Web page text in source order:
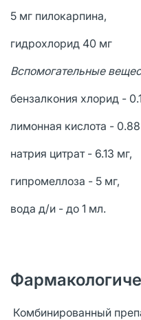
5 мг пилокарпина,
гидрохлорид 40 мг
Вспомогательные
бензалкония хлорид -
лимонная кислота -
натрия цитрат - 6.13 мг,
гипромеллоза - 5 мг,
вода д/и - до 1 мл.
Комбинированный